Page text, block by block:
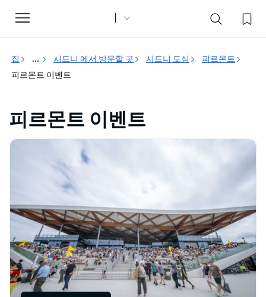
Toggle
navigation
집 ... 시드니 에서 방문할 곳 시드니 도심
피르몬트
피르몬트 이벤트
피르몬트 이벤트